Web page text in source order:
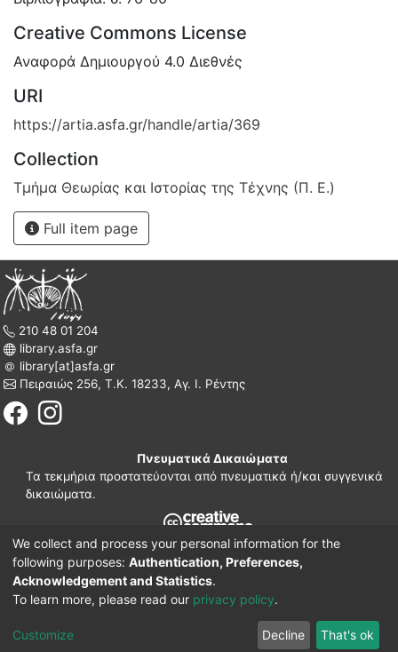
Creative Commons License
Αναφορά Δημιουργού 4.0 Διεθνές
URI
https://artia.asfa.gr/handle/artia/369
Collection
Τμήμα Θεωρίας και Ιστορίας της Τέχνης (Π. Ε.)
Full item page
210 48 01 204
library.asfa.gr
library[at]asfa.gr
Πειραιώς 256, Τ.Κ. 18233, Αγ. Ι. Ρέντης
Πνευματικά Δικαιώματα
Τα τεκμήρια προστατεύονται από πνευματικά ή/και συγγενικά
δικαιώματα.
210 38 97 109
www.asfa.gr
Πατησίων 42, Τ.Κ. 10682, Αθήνα
DSpace software Implementation ELiDOC
We collect and process your personal information for the
following purposes: Authentication, Preferences,
Acknowledgement and Statistics.
To learn more, please read our privacy policy.
Customize Decline That's ok